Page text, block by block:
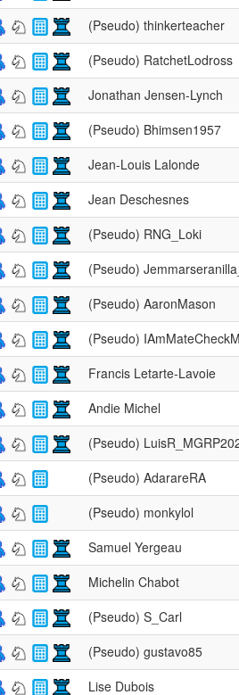
(Pseudo) thinkerteacher
(Pseudo) RatchetLodross
Jonathan Jensen-Lynch
(Pseudo) Bhimsen1957
Jean-Louis Lalonde
Jean Deschesnes
(Pseudo) RNG_Loki
(Pseudo)
(Pseudo) AaronMason
(Pseudo)
Francis Letarte-Lavoie
Andie Michel
(Pseudo)
(Pseudo) AdarareRA
(Pseudo) monkylol
Samuel Yergeau
Michelin Chabot
(Pseudo) S_Carl
(Pseudo) gustavo85
Lise Dubois